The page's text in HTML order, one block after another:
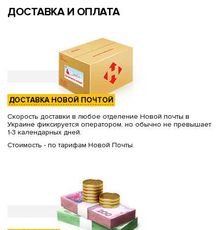
ДОСТАВКА И ОПЛАТА
ДОСТАВКА НОВОЙ ПОЧТОЙ
Скорость доставки в любое отделение Новой почты в
Украине фиксируется оператором, но обычно не превышает
1-3 календарных дней.
Стоимость - по тарифам Новой Почты.